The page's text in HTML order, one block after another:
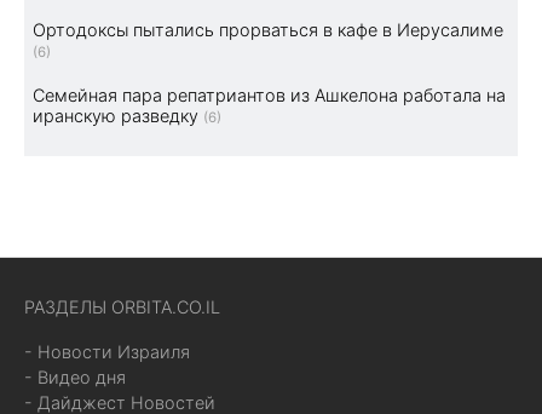
Ортодоксы пытались прорваться в кафе в Иерусалиме
(6)
Семейная пара репатриантов из Ашкелона работала на
иранскую разведку (6)
РАЗДЕЛЫ ORBITA.CO.IL
- Новости Израиля
- Видео дня
- Дайджест Новостей